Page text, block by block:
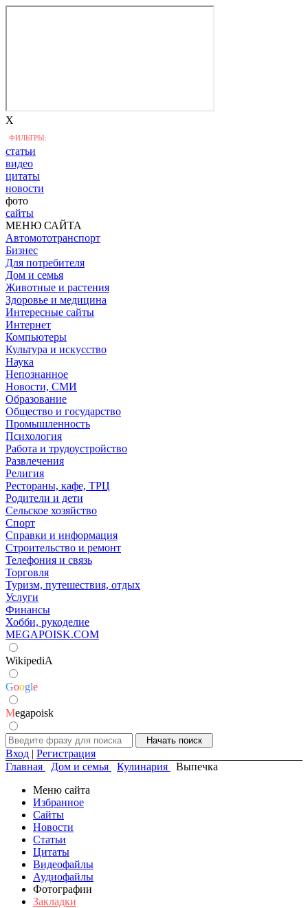
X
ФИЛЬТРЫ:
статьи
видео
цитаты
новости
фото
сайты
МЕНЮ САЙТА
Автомототранспорт
Бизнес
Для потребителя
Дом и семья
Животные и растения
Здоровье и медицина
Интересные сайты
Интернет
Компьютеры
Культура и искусство
Наука
Непознанное
Новости, СМИ
Образование
Общество и государство
Промышленность
Психология
Работа и трудоустройство
Развлечения
Религия
Рестораны, кафе, ТРЦ
Родители и дети
Сельское хозяйство
Спорт
Справки и информация
Строительство и ремонт
Телефония и связь
Торговля
Туризм, путешествия, отдых
Услуги
Финансы
Хобби, рукоделие
MEGAPOISK.COM
WikipediA
Google
Megapoisk
Вход | Регистрация
Главная
Дом и семья Кулинария
Выпечка
Меню сайта
Избранное
Сайты
Новости
Статьи
Цитаты
Видеофайлы
Аудиофайлы
Фотографии
Закладки